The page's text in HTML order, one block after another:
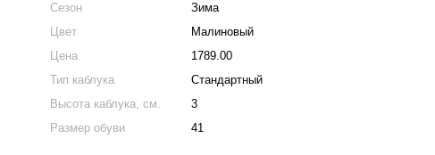
Сезон
Зима
Цвет
Малиновый
Цена
1789.00
Тип каблука
Стандартный
Высота каблука, см.
3
Размер обуви
41